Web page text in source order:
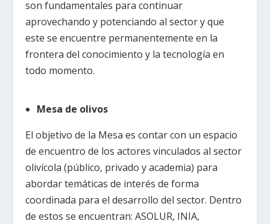
son fundamentales para continuar
aprovechando y potenciando al sector y que
este se encuentre permanentemente en la
frontera del conocimiento y la tecnología en
todo momento.
Mesa de olivos
El objetivo de la Mesa es contar con un espacio
de encuentro de los actores vinculados al sector
olivícola (público, privado y academia) para
abordar temáticas de interés de forma
coordinada para el desarrollo del sector. Dentro
de estos se encuentran: ASOLUR, INIA,